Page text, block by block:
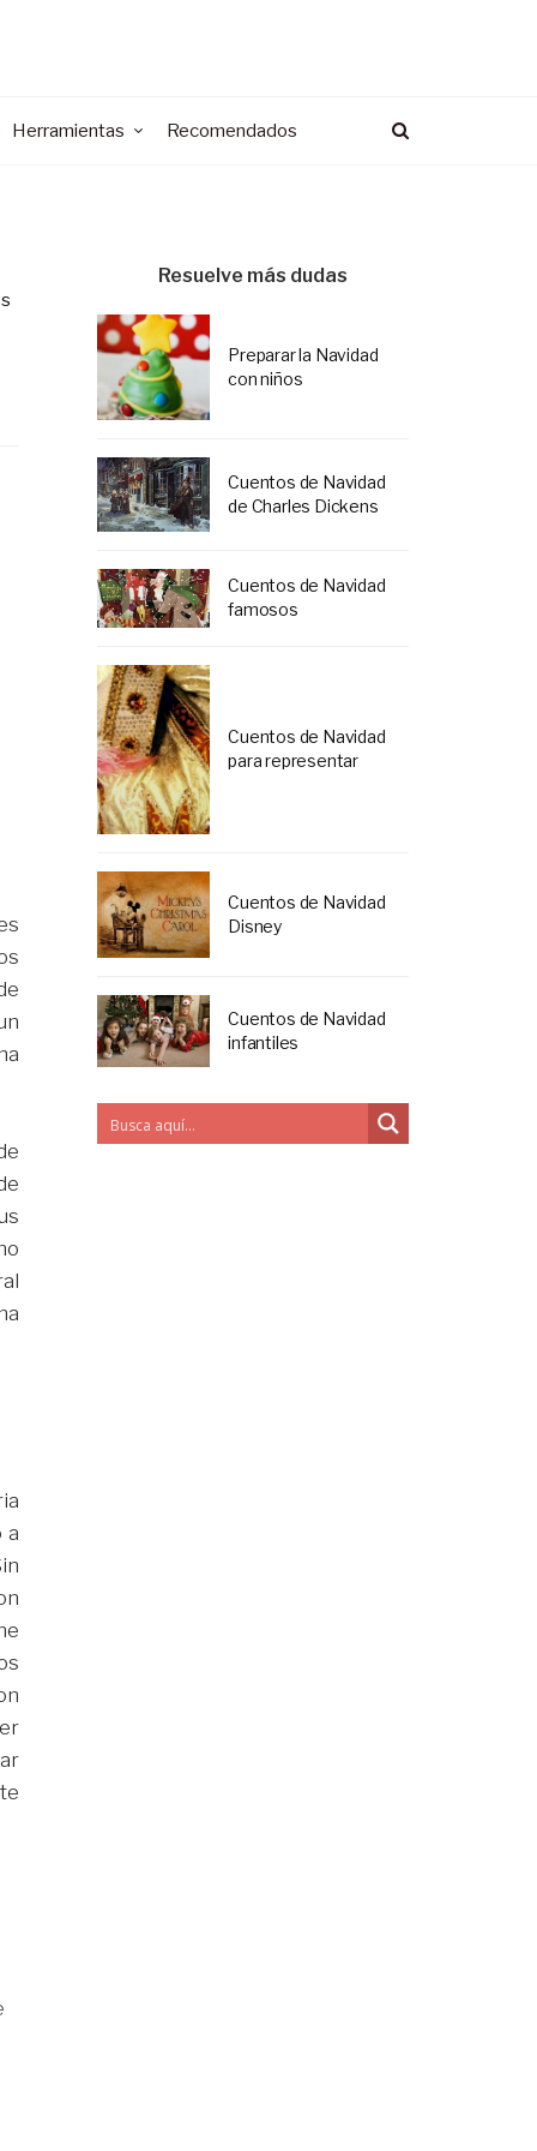
Herramientas Recomendados
a
Resuelve más dudas
Preparar la Navidad
con niños
Cuentos de Navidad
de Charles Dickens
Cuentos de Navidad
famosos
Cuentos de Navidad
para representar
Cuentos de Navidad
Disney
Cuentos de Navidad
infantiles